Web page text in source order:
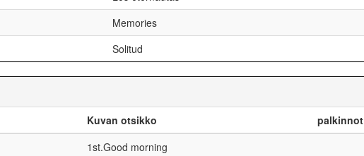
Memories
Solitud
Kuvan otsikko
palkinnot
1st.Good morning